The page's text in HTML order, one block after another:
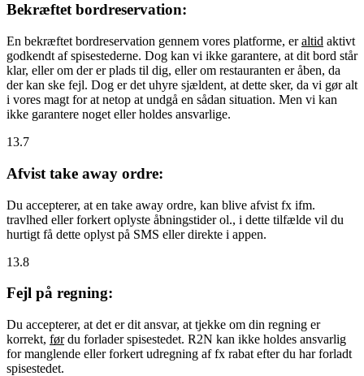
Bekræftet bordreservation:
En bekræftet bordreservation gennem vores platforme, eraltid aktivt
godkendt af spisestederne. Dog kan vi ikke garantere, at dit bord står
klar, eller om der er plads til dig, eller om restauranten er åben, da
der kan ske fejl. Dog er det uhyre sjældent, at dette sker, da vi gør alt
i vores magt for at netop at undgå en sådan situation. Men vi kan
ikke garantere noget eller holdes ansvarlige.
13.7
Afvist take away ordre:
Du accepterer, at en take away ordre, kan blive afvist fx ifm.
travlhed eller forkert oplyste åbningstider ol., i dette tilfælde vil du
hurtigt få dette oplyst på SMS eller direkte i appen.
13.8
Fejl på regning:
Du accepterer, at det er dit ansvar, at tjekke om din regning er
korrekt, førdu forlader spisestedet. R2N kan ikke holdes ansvarlig
for manglende eller forkert udregning af fx rabat efter du har forladt
spisestedet.